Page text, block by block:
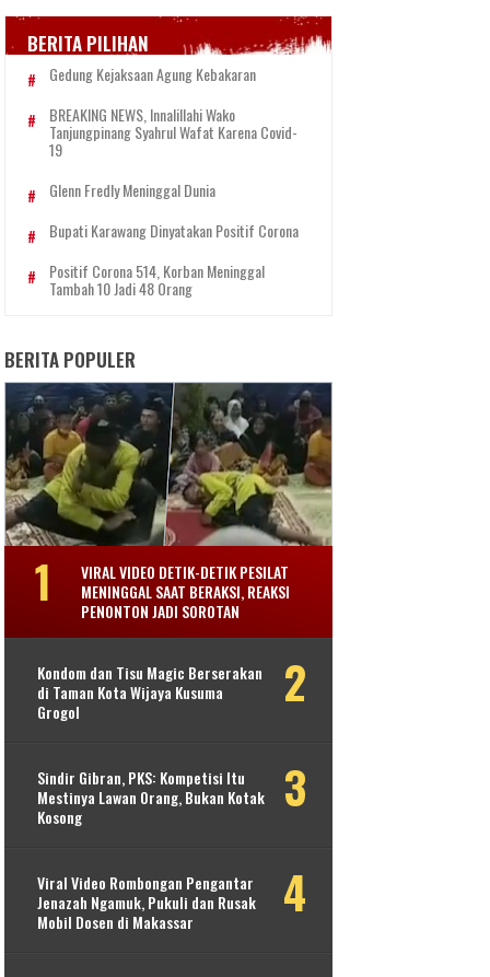
BERITA PILIHAN
Gedung Kejaksaan Agung Kebakaran
BREAKING NEWS, Innalillahi Wako
Tanjungpinang Syahrul Wafat Karena Covid-
19
Glenn Fredly Meninggal Dunia
Bupati Karawang Dinyatakan Positif Corona
Positif Corona 514, Korban Meninggal
Tambah 10 Jadi 48 Orang
BERITA POPULER
VIRAL VIDEO DETIK-DETIK PESILAT
MENINGGAL SAAT BERAKSI, REAKSI
PENONTON JADI SOROTAN
Kondom dan Tisu Magic Berserakan
di Taman Kota Wijaya Kusuma
Grogol
Sindir Gibran, PKS: Kompetisi Itu
Mestinya Lawan Orang, Bukan Kotak
Kosong
Viral Video Rombongan Pengantar
Jenazah Ngamuk, Pukuli dan Rusak
Mobil Dosen di Makassar